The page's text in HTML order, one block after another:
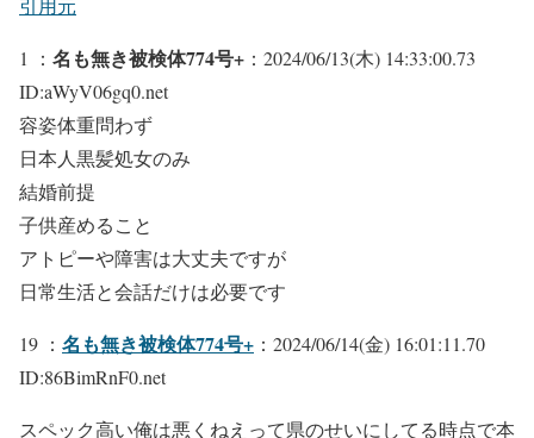
引用元
1 ： 名も無き被検体774号+ ：2024/06/13(木) 14:33:00.73
ID:aWyV06gq0.net
容姿体重問わず
日本人黒髪処女のみ
結婚前提
子供産めること
アトピーや障害は大丈夫ですが
日常生活と会話だけは必要です
19 ： 名も無き被検体774号+ ：2024/06/14(金) 16:01:11.70
ID:86BimRnF0.net
スペック高い俺は悪くねえって県のせいにしてる時点で本